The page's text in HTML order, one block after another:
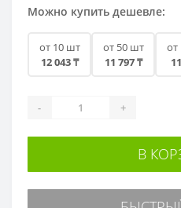
Можно купить дешевле:
от 10 шт
12 043 ₸
от 50 шт
11 797 ₸
от
- +
В